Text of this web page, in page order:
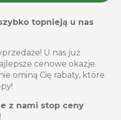
topnieją u nas
U nas już
cenowe okazje.
ominą Cię rabaty, które
z nami stop ceny